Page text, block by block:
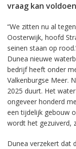
vraag kan
“We zitten nu al
Oosterwijk, hoofd
seinen staan op
Dunea nieuwe
bedrijf heeft onder
Valkenburgse Meer.
2025 duurt. Het
ongeveer honderd
een tijdelijk gebouw
wordt het gezuiverd,
Dunea verzekert dat